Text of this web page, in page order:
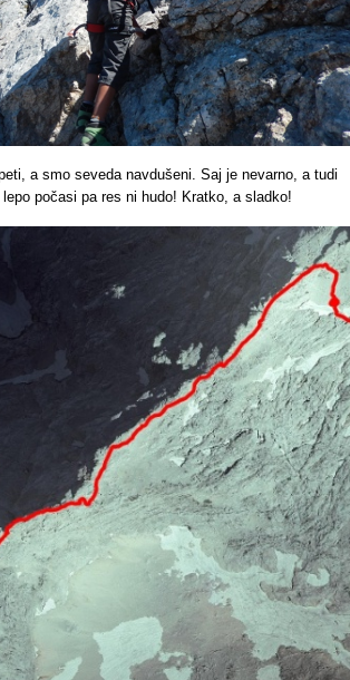
a smo seveda navdušeni. Saj je nevarno, a tudi
počasi pa res ni hudo! Kratko, a sladko!